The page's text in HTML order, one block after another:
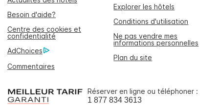
Explorer les hôtels
Besoin d'aide?
Conditions d'utilisation
Centre des cookies et
confidentialité
Ne pas vendre mes
informations personnelles
AdChoices
Plan du site
Commentaires
Réserver en ligne ou téléphoner :
1 877 834 3613